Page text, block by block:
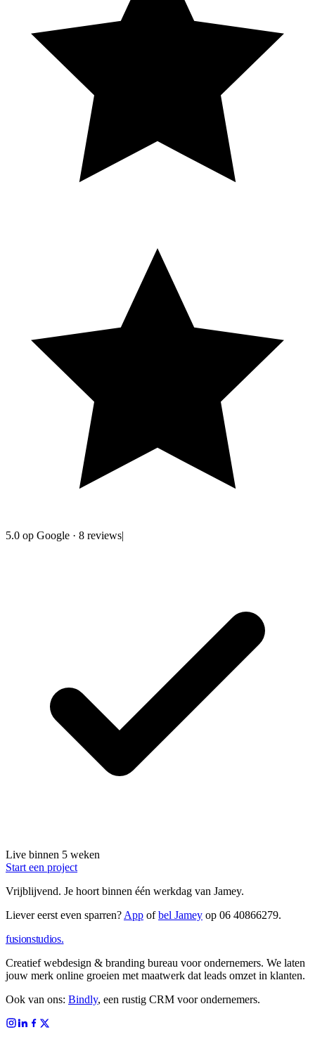
5.0 op Google · 8 reviews|
Live binnen 5 weken
Start een project
Vrijblijvend. Je hoort binnen één werkdag van Jamey.
Liever eerst even sparren? App of bel Jamey op 06 40866279.
fusionstudios.
Creatief webdesign & branding bureau voor ondernemers. We laten
jouw merk online groeien met maatwerk dat leads omzet in klanten.
Ook van ons: Bindly, een rustig CRM voor ondernemers.